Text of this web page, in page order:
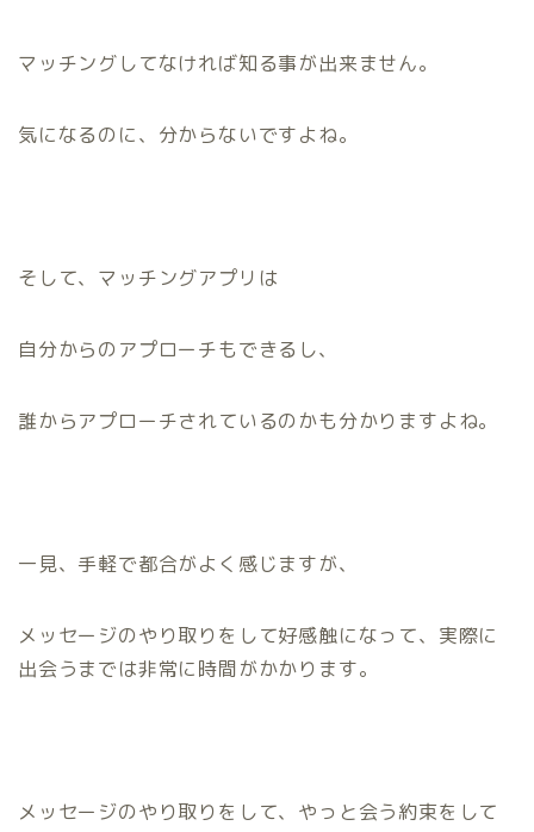
マッチングしてなければ知る事が出来ません。
気になるのに、分からないですよね。
そして、マッチングアプリは
自分からのアプローチもできるし、
誰からアプローチされているのかも分かりますよね。
一見、手軽で都合がよく感じますが、
メッセージのやり取りをして好感触になって、実際に
出会うまでは非常に時間がかかります。
メッセージのやり取りをして、やっと会う約束をして